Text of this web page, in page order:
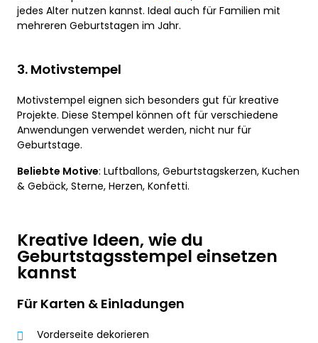
jedes Alter nutzen kannst. Ideal auch für Familien mit
mehreren Geburtstagen im Jahr.
3. Motivstempel
Motivstempel eignen sich besonders gut für kreative
Projekte. Diese Stempel können oft für verschiedene
Anwendungen verwendet werden, nicht nur für
Geburtstage.
Beliebte Motive: Luftballons, Geburtstagskerzen, Kuchen
& Gebäck, Sterne, Herzen, Konfetti.
Kreative Ideen, wie du
Geburtstagsstempel einsetzen
kannst
Für Karten & Einladungen
Vorderseite dekorieren